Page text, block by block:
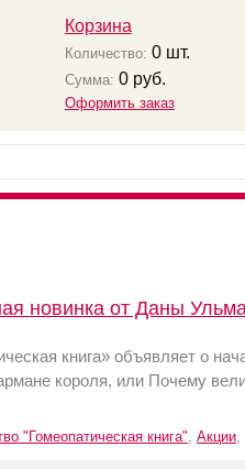
Корзина
Количество: 0шт.
Сумма: 0руб.
Оформить заказ
новинка от Даны
книга» объявляет о
короля, или Почему
"Гомеопатическая книга", Акции,